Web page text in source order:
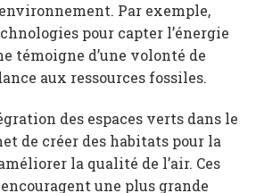
Par exemple,
pour capter l’énergie
témoigne d’une volonté de
aux ressources fossiles.
des espaces verts dans le
de créer des habitats pour la
la qualité de l’air. Ces
une plus grande